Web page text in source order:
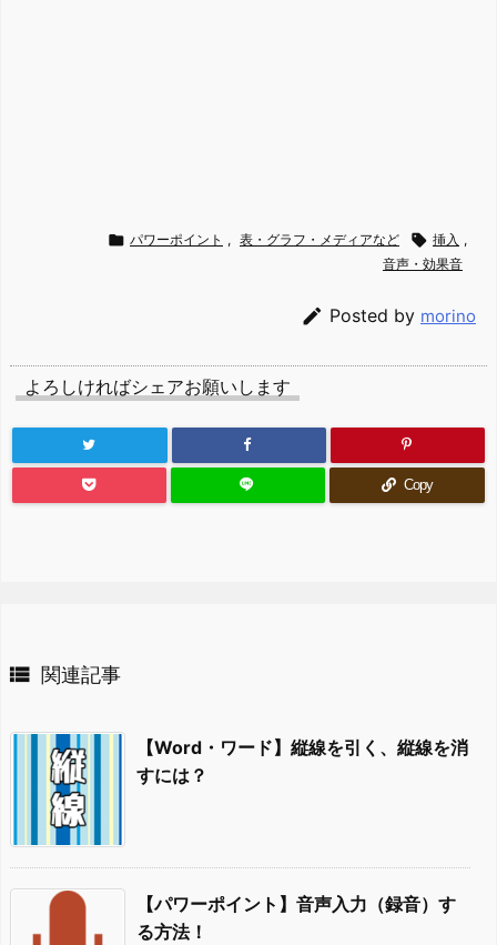
 パワーポイント , 表・グラフ・メディアなど  挿入 ,
音声・効果音
 Posted by morino
よろしければシェアお願いします
Copy
 関連記事
【Word・ワード】縦線を引く、縦線を消
すには？
【パワーポイント】音声入力（録音）す
る方法！